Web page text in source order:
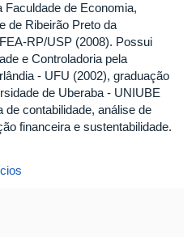
Faculdade de Economia,
de Ribeirão Preto da
RP/USP (2008). Possui
e Controladoria pela
- UFU (2002), graduação
de Uberaba - UNIUBE
de contabilidade, análise de
financeira e sustentabilidade.